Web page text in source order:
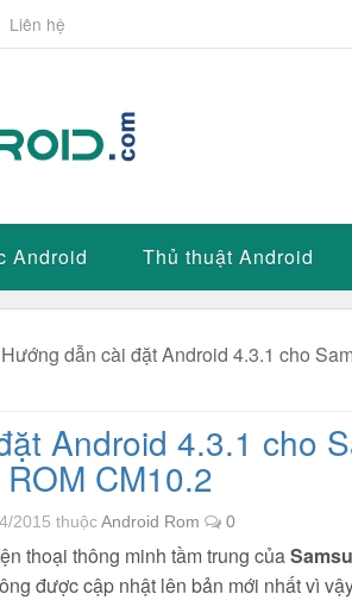
Liên hệ
Android Thủ thuật Android
Hướng dẫn cài đặt Android 4.3.1 cho
Android 4.3.1 cho
CM10.2
2015 thuộcAndroid Rom 0
thoại thông minh tầm trung của
được cập nhật lên bản mới nhất vì